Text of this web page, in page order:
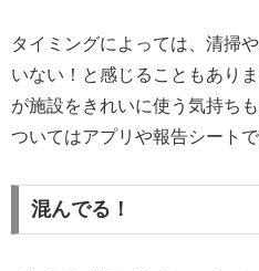
タイミングによっては、清掃
いない！と感じることもあり
が施設をきれいに使う気持ち
ついてはアプリや報告シート
混んでる！